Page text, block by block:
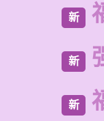
新
新
新